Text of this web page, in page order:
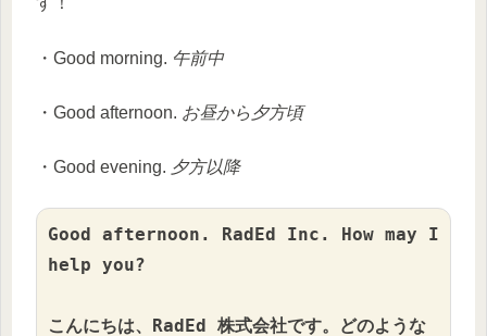
・Good morning. 午前中
・Good afternoon. お昼から夕方頃
・Good evening. 夕方以降
Good afternoon. RadEd Inc. How may I
help you?
こんにちは、RadEd 株式会社です。どのような